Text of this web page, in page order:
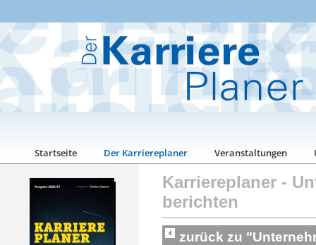
Startseite Der Karriereplaner Veranstaltungen
Karriereplaner -
berichten
zurück zu